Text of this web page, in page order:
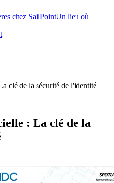
chez SailPointUn lieu où
clé de la sécurité de l'identité
: La clé de la